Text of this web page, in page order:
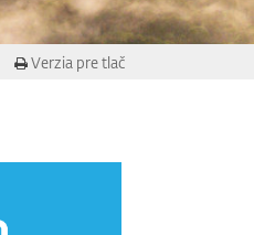
Verzia pre tlač